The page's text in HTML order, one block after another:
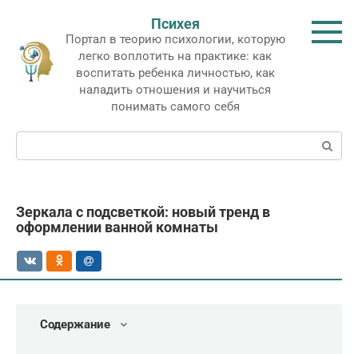
контенту
Психея
Портал в теорию психологии, которую
легко воплотить на практике: как
воспитать ребенка личностью, как
наладить отношения и научиться
понимать самого себя
Поиск:
Зеркала с подсветкой: новый тренд в
оформлении ванной комнаты
Содержание